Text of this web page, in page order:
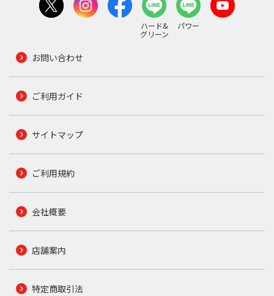
ハード&
グリーン
パワー
お問い合わせ
ご利用ガイド
サイトマップ
ご利用規約
会社概要
店舗案内
特定商取引法